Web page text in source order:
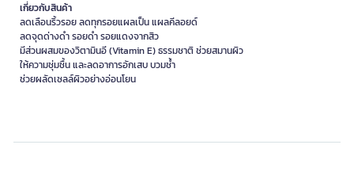
เกี่ยวกับสินค้า
ลดเลือนริ้วรอย ลดทุกรอยแผลเป็น แผลคีลอยด์
ลดจุดด่างดำ รอยดำ รอยแดงจากสิว
มีส่วนผสมของวิตามินอี (Vitamin E) ธรรมชาติ ช่วยสมานผิว
ให้ความชุ่มชื้น และลดอาการอักเสบ บวมช้ำ
ช่วยผลัดเซลล์ผิวอย่างอ่อนโยน